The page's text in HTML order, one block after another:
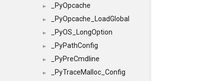
► _PyOpcache
► _PyOpcache_LoadGlobal
► _PyOS_LongOption
► _PyPathConfig
► _PyPreCmdline
► _PyTraceMalloc_Config